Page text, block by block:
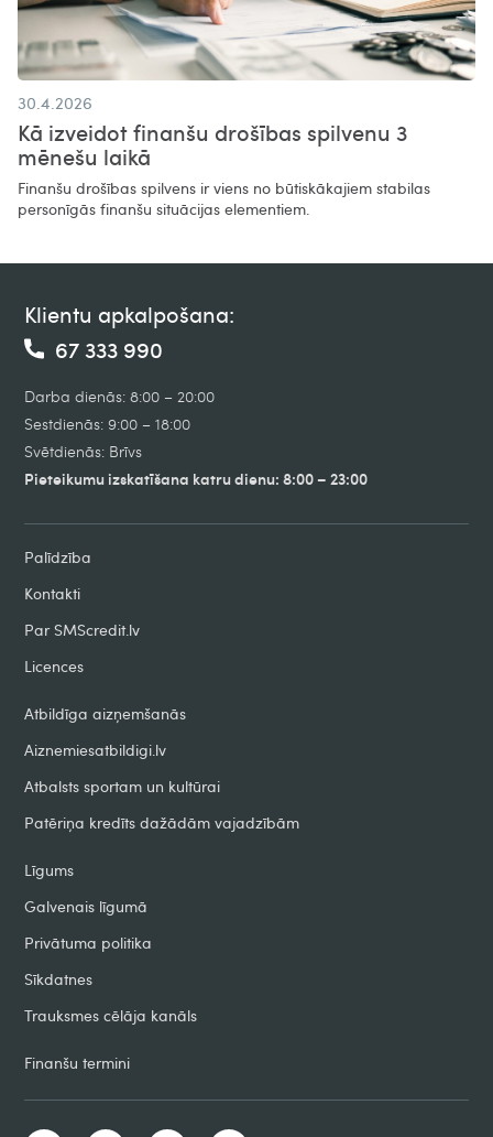
30.4.2026
Kā izveidot finanšu drošības spilvenu 3
mēnešu laikā
Finanšu drošības spilvens ir viens no būtiskākajiem stabilas
personīgās finanšu situācijas elementiem.
Klientu apkalpošana:
67 333 990
Darba dienās: 8:00 – 20:00
Sestdienās: 9:00 – 18:00
Svētdienās: Brīvs
Pieteikumu izskatīšana katru dienu: 8:00 – 23:00
Palīdzība
Kontakti
Par SMScredit.lv
Licences
Atbildīga aizņemšanās
Aiznemiesatbildigi.lv
Atbalsts sportam un kultūrai
Patēriņa kredīts dažādām vajadzībām
Līgums
Galvenais līgumā
Privātuma politika
Sīkdatnes
Trauksmes cēlāja kanāls
Finanšu termini